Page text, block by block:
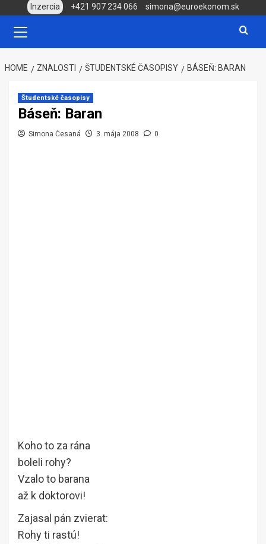
content
Inzercia +421 907 234 066
simona@euroekonom.sk
Menu
HOME ZNALOSTI ŠTUDENTSKÉ ČASOPISY BÁSEŇ: BARAN
Študentské časopisy
Báseň: Baran
Simona Česaná 3. mája 2008 0
Koho to za rána
boleli rohy?
Vzalo to barana
až k doktorovi!
Zajasal pán zvierat:
Rohy ti rastú!